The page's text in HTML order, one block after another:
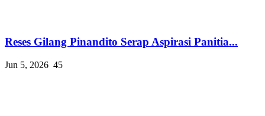
Reses Gilang Pinandito Serap Aspirasi Panitia...
Jun 5, 2026 45